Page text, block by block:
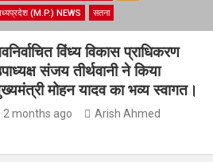
(M.P.) NEWS
सतना
विंध्य विकास प्राधिकरण
संजय तीर्थवानी ने किया
मोहन यादव का भव्य स्वागत।
2 months ago Arish Ahmed